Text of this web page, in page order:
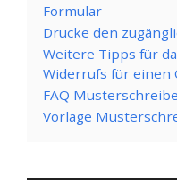
Formular
Drucke den
Weitere Tipps für
Widerrufs für einen
FAQ
Vorlage